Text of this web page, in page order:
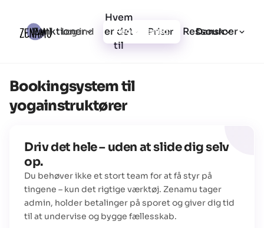
Funktioner
Hvem
er det
til
Priser Ressourcer
Log ind Registrering Dansk
Bookingsystem til
yogainstruktører
Driv det hele – uden at slide dig selv
op.
Du behøver ikke et stort team for at få styr på
tingene – kun det rigtige værktøj. Zenamu tager
admin, holder betalinger på sporet og giver dig tid
til at undervise og bygge fællesskab.